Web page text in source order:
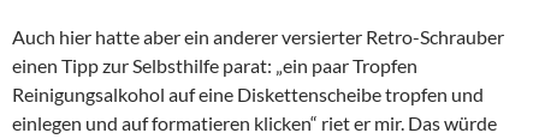
Auch hier hatte aber ein anderer versierter Retro-Schrauber
einen Tipp zur Selbsthilfe parat: „ein paar Tropfen
Reinigungsalkohol auf eine Diskettenscheibe tropfen und
einlegen und auf formatieren klicken“ riet er mir. Das würde